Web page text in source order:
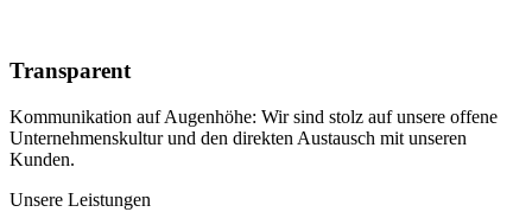
Transparent
Kommunikation auf Augenhöhe: Wir sind stolz auf unsere offene
Unternehmenskultur und den direkten Austausch mit unseren
Kunden.
Unsere Leistungen